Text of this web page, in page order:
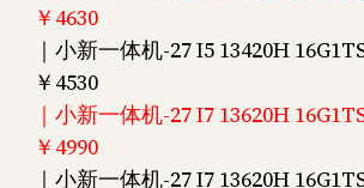
￥4630
｜小新一体机-27 I5 13420H
￥4530
｜小新一体机-27 I7 13620H
￥4990
｜小新一体机-27 I7 13620H